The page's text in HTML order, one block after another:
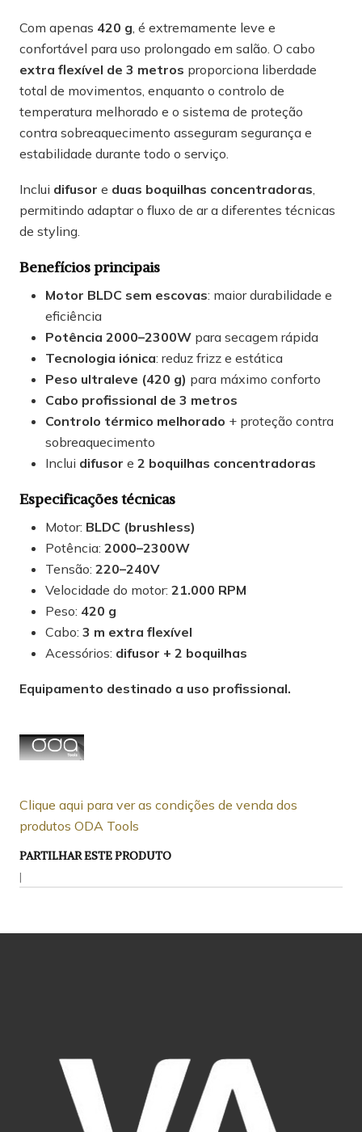
Com apenas 420 g, é extremamente leve e
confortável para uso prolongado em salão. O cabo
extra flexível de 3 metros proporciona liberdade
total de movimentos, enquanto o controlo de
temperatura melhorado e o sistema de proteção
contra sobreaquecimento asseguram segurança e
estabilidade durante todo o serviço.
Inclui difusor e duas boquilhas concentradoras,
permitindo adaptar o fluxo de ar a diferentes técnicas
de styling.
Benefícios principais
Motor BLDC sem escovas: maior durabilidade e
eficiência
Potência 2000–2300W para secagem rápida
Tecnologia iónica: reduz frizz e estática
Peso ultraleve (420 g) para máximo conforto
Cabo profissional de 3 metros
Controlo térmico melhorado + proteção contra
sobreaquecimento
Inclui difusor e 2 boquilhas concentradoras
Especificações técnicas
Motor: BLDC (brushless)
Potência: 2000–2300W
Tensão: 220–240V
Velocidade do motor: 21.000 RPM
Peso: 420 g
Cabo: 3 m extra flexível
Acessórios: difusor + 2 boquilhas
Equipamento destinado a uso profissional.
Clique aqui para ver as condições de venda dos
produtos ODA Tools
PARTILHAR ESTE PRODUTO
|